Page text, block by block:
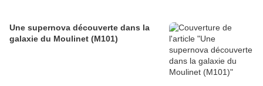
Une supernova découverte dans la
galaxie du Moulinet (M101)